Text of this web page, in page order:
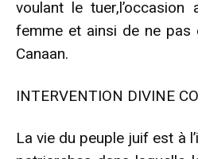
voulant le
femme et ainsi de ne
Canaan.
INTERVENTION DIVINE
La vie du peuple juif est à